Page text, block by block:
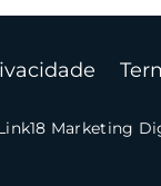
Marketing